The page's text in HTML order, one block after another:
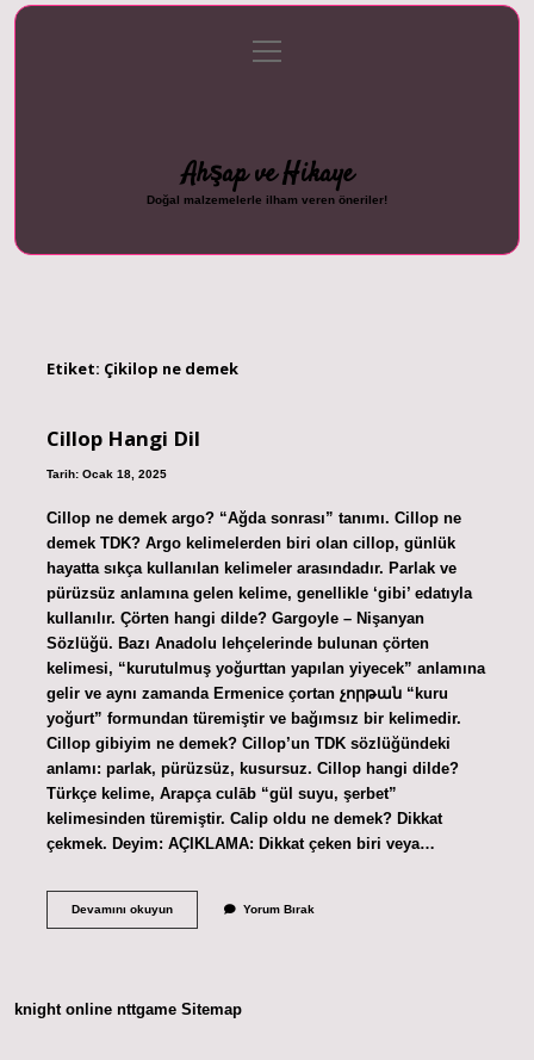
Gizlilik Politikası
menüyü
aç
Ahşap ve Hikaye
Doğal malzemelerle ilham veren öneriler!
Etiket: Çikilop ne demek
Cillop Hangi Dil
Tarih: Ocak 18, 2025
Cillop ne demek argo? “Ağda sonrası” tanımı. Cillop ne
demek TDK? Argo kelimelerden biri olan cillop, günlük
hayatta sıkça kullanılan kelimeler arasındadır. Parlak ve
pürüzsüz anlamına gelen kelime, genellikle ‘gibi’ edatıyla
kullanılır. Çörten hangi dilde? Gargoyle – Nişanyan
Sözlüğü. Bazı Anadolu lehçelerinde bulunan çörten
kelimesi, “kurutulmuş yoğurttan yapılan yiyecek” anlamına
gelir ve aynı zamanda Ermenice çortan չորթան “kuru
yoğurt” formundan türemiştir ve bağımsız bir kelimedir.
Cillop gibiyim ne demek? Cillop’un TDK sözlüğündeki
anlamı: parlak, pürüzsüz, kusursuz. Cillop hangi dilde?
Türkçe kelime, Arapça culāb “gül suyu, şerbet”
kelimesinden türemiştir. Calip oldu ne demek? Dikkat
çekmek. Deyim: AÇIKLAMA: Dikkat çeken biri veya…
Devamını okuyunCillop
Yorum Bırak
knight online nttgame Sitemap